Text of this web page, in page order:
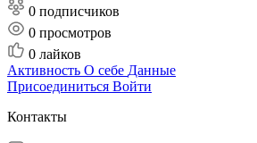
0 подписчиков
0 просмотров
0 лайков
Активность О себе Данные
Присоединиться Войти
Контакты